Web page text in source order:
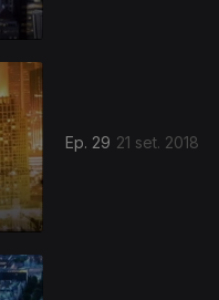
Ep. 29 21 set. 2018